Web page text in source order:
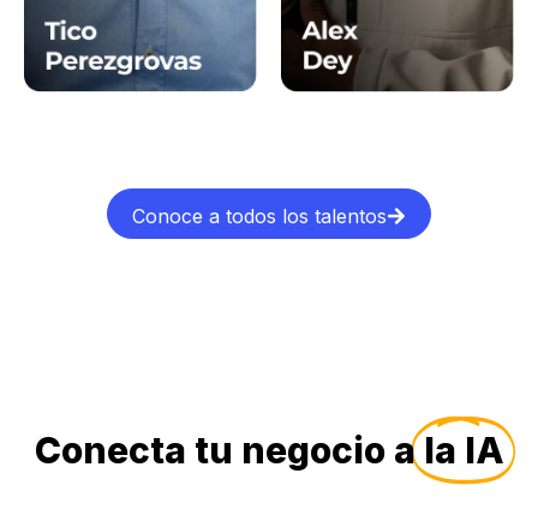
Conoce a todos los talentos
Conecta tu negocio ala IA